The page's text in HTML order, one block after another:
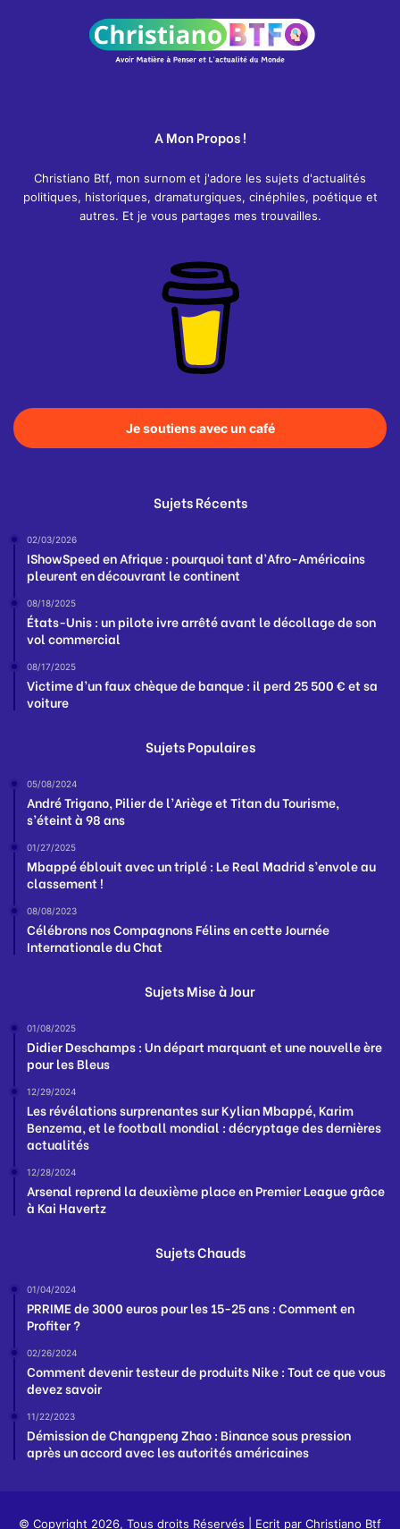
A Mon Propos !
Christiano Btf, mon surnom et j'adore les sujets d'actualités
politiques, historiques, dramaturgiques, cinéphiles, poétique et
autres. Et je vous partages mes trouvailles.
Je soutiens avec un café
Sujets Récents
02/03/2026
IShowSpeed en Afrique : pourquoi tant d’Afro-Américains
pleurent en découvrant le continent
08/18/2025
États-Unis : un pilote ivre arrêté avant le décollage de son
vol commercial
08/17/2025
Victime d’un faux chèque de banque : il perd 25 500 € et sa
voiture
Sujets Populaires
05/08/2024
André Trigano, Pilier de l’Ariège et Titan du Tourisme,
s’éteint à 98 ans
01/27/2025
Mbappé éblouit avec un triplé : Le Real Madrid s’envole au
classement !
08/08/2023
Célébrons nos Compagnons Félins en cette Journée
Internationale du Chat
Sujets Mise à Jour
01/08/2025
Didier Deschamps : Un départ marquant et une nouvelle ère
pour les Bleus
12/29/2024
Les révélations surprenantes sur Kylian Mbappé, Karim
Benzema, et le football mondial : décryptage des dernières
actualités
12/28/2024
Arsenal reprend la deuxième place en Premier League grâce
à Kai Havertz
Sujets Chauds
01/04/2024
PRRIME de 3000 euros pour les 15-25 ans : Comment en
Profiter ?
02/26/2024
Comment devenir testeur de produits Nike : Tout ce que vous
devez savoir
11/22/2023
Démission de Changpeng Zhao : Binance sous pression
après un accord avec les autorités américaines
© Copyright 2026, Tous droits Réservés | Ecrit par Christiano Btf